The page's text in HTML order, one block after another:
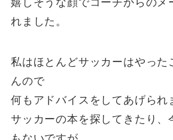
嬉しそうな顔でコーチからのメ
れました。
私はほとんどサッカーはやった
んので
何もアドバイスをしてあげられ
サッカーの本を探してきたり、